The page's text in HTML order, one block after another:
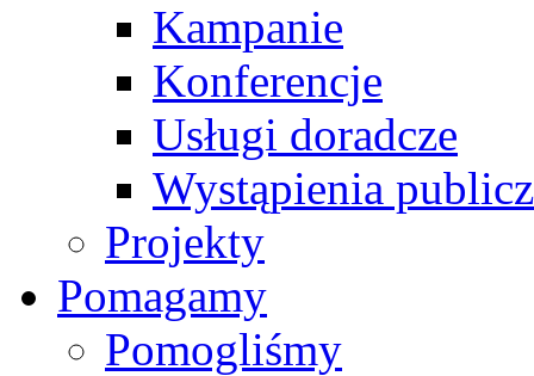
Kampanie
Konferencje
Usługi doradcze
Wystąpienia
Projekty
Pomagamy
Pomogliśmy